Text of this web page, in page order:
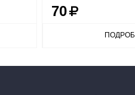
70